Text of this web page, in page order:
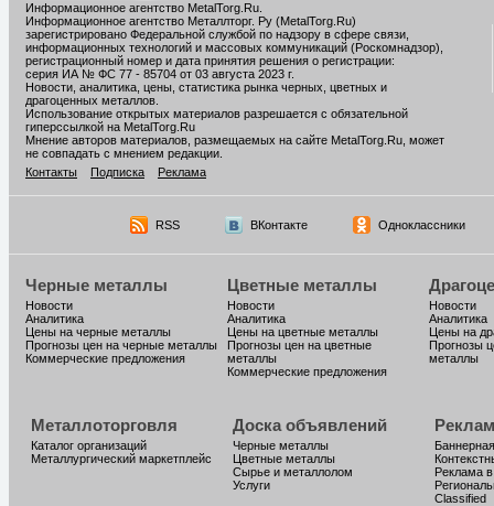
Информационное агентство MetalTorg.Ru
Информационное агентство Металлторг. Ру (MetalTorg.Ru)
зарегистрировано Федеральной службой по надзору в сфере связи,
информационных технологий и массовых коммуникаций (Роскомнадзор),
регистрационный номер и дата принятия решения о регистрации:
серия ИА № ФС 77 - 85704 от 03 августа 2023 г.
Новости, аналитика, цены, статистика рынка черных, цветных и
драгоценных металлов.
Использование открытых материалов разрешается с обязательной
гиперссылкой на MetalTorg.Ru
Мнение авторов материалов, размещаемых на сайте MetalTorg.Ru, может
не совпадать с мнением редакции.
Контакты
Подписка Реклама
RSS ВКонтакте Одноклассники
Черные металлы
Новости
Аналитика
Цены на черные металлы
Прогнозы цен на черные металлы
Коммерческие предложения
Цветные металлы
Новости
Аналитика
Цены на цветные металлы
Прогнозы цен на цветные
металлы
Коммерческие предложения
Новости
Аналитика
Цены на
Прогнозы
металлы
Металлоторговля
Каталог организаций
Металлургический маркетплейс
Доска объявлений
Черные металлы
Цветные металлы
Сырье и металлолом
Услуги
Реклама
Classified